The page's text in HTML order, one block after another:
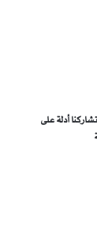
أدلة على